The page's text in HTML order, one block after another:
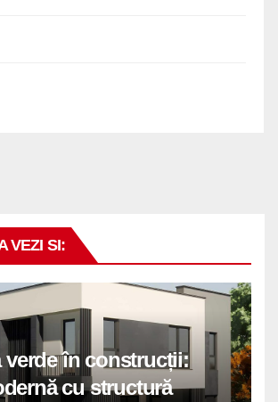
VEZI SI:
verde în construcții:
cu structură